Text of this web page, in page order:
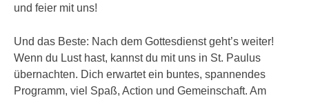
und feier mit uns!
Und das Beste: Nach dem Gottesdienst geht’s weiter!
Wenn du Lust hast, kannst du mit uns in St. Paulus
übernachten. Dich erwartet ein buntes, spannendes
Programm, viel Spaß, Action und Gemeinschaft. Am